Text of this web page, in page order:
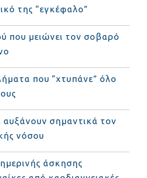
της “εγκέφαλο”
που μειώνει τον σοβαρό
που “χτυπάνε” όλο
σημαντικά τον
νόσου
άσκησης